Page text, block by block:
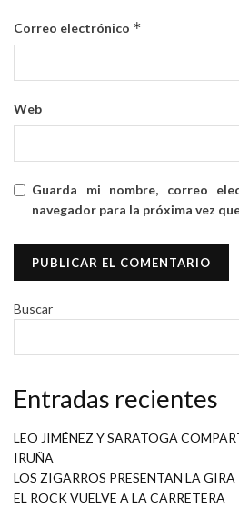
Correo electrónico *
Web
Guarda mi nombre, correo
navegador para la próxima vez
Buscar
Entradas recientes
LEO JIMÉNEZ Y SARATOGA
IRUÑA
LOS ZIGARROS PRESENTAN LA
EL ROCK VUELVE A LA CARRETERA